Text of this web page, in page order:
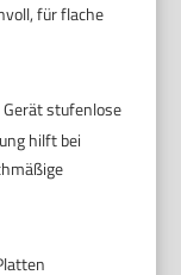
für flache
Gerät stufenlose
hilft bei